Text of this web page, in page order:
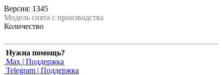
Версия: 1345
Модель снята с производства
Количество
Нужна помощь?
Max | Поддержка
Telegram | Поддержка